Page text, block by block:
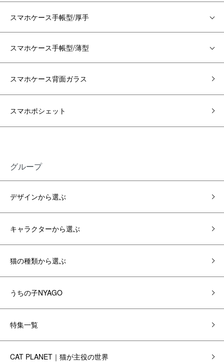
スマホケース手帳型/厚手
スマホケース手帳型/薄型
スマホケース背面ガラス
スマホポシェット
グループ
デザインから選ぶ
キャラクターから選ぶ
猫の種類から選ぶ
うちの子NYAGO
特集一覧
CAT PLANET｜猫が主役の世界